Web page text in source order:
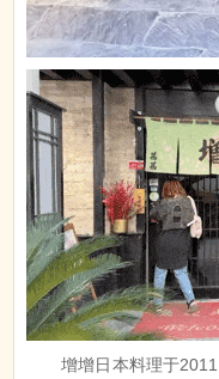
增增日本料理于